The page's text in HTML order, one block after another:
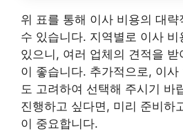
위 표를 통해 이사 비용의 대
수 있습니다. 지역별로 이사
있으니, 여러 업체의 견적을 받
이 좋습니다. 추가적으로, 이사
도 고려하여 선택해 주시기 바
진행하고 싶다면, 미리 준비하
이 중요합니다.